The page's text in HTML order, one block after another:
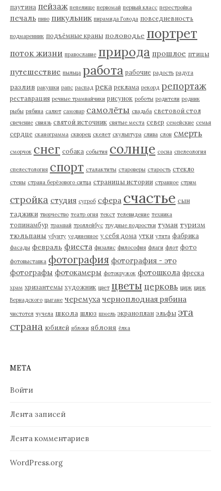
паутина пейзаж пепелище первомай первый класс перестройка
печаль пиво пикульник пирамида Голода повседневность
подмаренник подъёмные краны половодье портрет
поток жизни православие природа прошлое птицы
путешествие пыльца работа рабочие радость радуга
разлив ракушки рапс распад река реклама рекорд репортаж
реставрация речные трамвайчики рисунок роботы родители родник
рыбы рябина салют самовар самолёты свадьба световой стол
свечение свиязь святой источник святые места север семейские семья
сердце сканограмма скворец скелет скульптура слива слон смерть
сморчок снег собака события солнце сосна спелеология
спелестология спорт сталактиты староверы старость стекло
стены страна берёзового ситца страницы истории странное стрим
стройка студия сугроб сфера счастье сын
таджики творчество театр огня текст телевидение техника
топинамбур трамвай троллейбус трудные подростки туман туризм
тюльпаны убунту уединенное у себя дома утки утята фабрика
фасады февраль фиеста физалис философия флаги флот фото
фотовыставка фотография фотография - это
фотографы фотокамеры фотокружок фотошкола фреска
храм хризантемы художник цвет цветы церковь цирк цирк
Вернадского цыгане черемуха черноплодная рябина
чистотел чучела школа шлюз шмель экраноплан эльфы эта
страна юбилей яблоки яблоня ёлка
МЕТА
Войти
Лента записей
Лента комментариев
WordPress.org